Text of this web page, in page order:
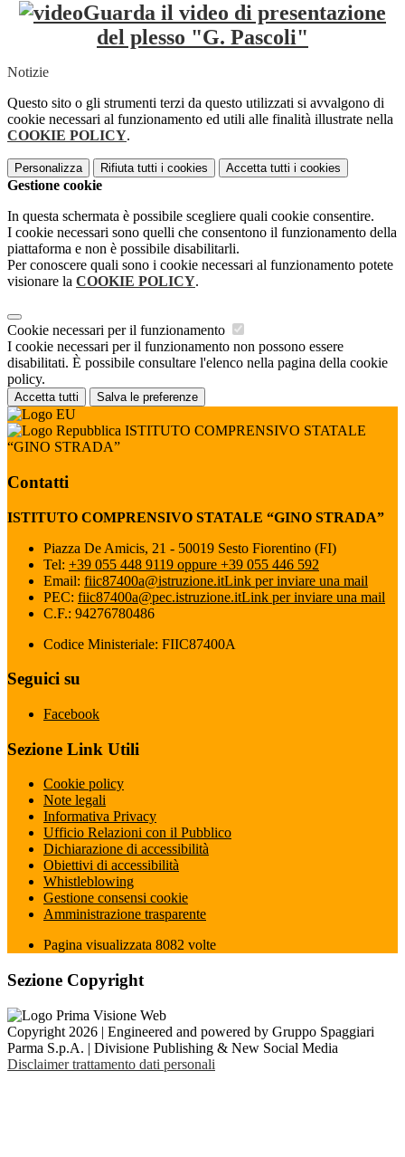
Guarda il video di presentazione
del plesso "G. Pascoli"
Notizie
Questo sito o gli strumenti terzi da questo utilizzati si avvalgono di
cookie necessari al funzionamento ed utili alle finalità illustrate nella
COOKIE POLICY.
Personalizza Rifiuta tutti i cookies Accetta tutti i cookies
Gestione cookie
In questa schermata è possibile scegliere quali cookie consentire.
I cookie necessari sono quelli che consentono il funzionamento della
piattaforma e non è possibile disabilitarli.
Per conoscere quali sono i cookie necessari al funzionamento potete
visionare la COOKIE POLICY.
Cookie necessari per il funzionamento
I cookie necessari per il funzionamento non possono essere
disabilitati. È possibile consultare l'elenco nella pagina della cookie
policy.
Accetta tutti Salva le preferenze
ISTITUTO COMPRENSIVO STATALE
“GINO STRADA”
Contatti
ISTITUTO COMPRENSIVO STATALE “GINO STRADA”
Piazza De Amicis, 21 - 50019 Sesto Fiorentino (FI)
Tel: +39 055 448 9119 oppure +39 055 446 592
Email: fiic87400a@istruzione.itLink per inviare una mail
PEC: fiic87400a@pec.istruzione.itLink per inviare una mail
C.F.: 94276780486
Codice Ministeriale: FIIC87400A
Seguici su
Facebook
Sezione Link Utili
Cookie policy
Note legali
Informativa Privacy
Ufficio Relazioni con il Pubblico
Dichiarazione di accessibilità
Obiettivi di accessibilità
Whistleblowing
Gestione consensi cookie
Amministrazione trasparente
Pagina visualizzata 8082 volte
Sezione Copyright
Copyright 2026 | Engineered and powered by Gruppo Spaggiari
Parma S.p.A. | Divisione Publishing & New Social Media
Disclaimer trattamento dati personali